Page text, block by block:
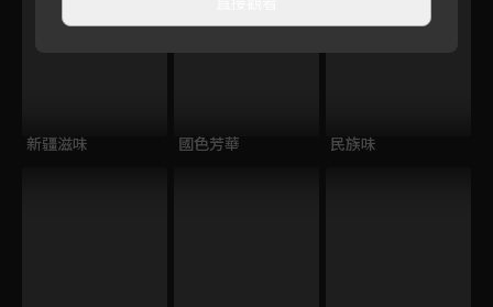
新疆滋味 國色芳華 民族味